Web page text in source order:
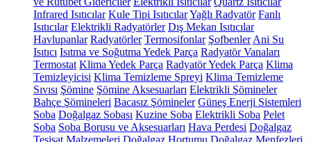
Infrared Isıtıcılar Kule Tipi IsıtıcılarYağlı Radyatör Fanlı
Isıtıcılar Elektrikli Radyatörler Dış Mekan Isıtıcılar
Havlupanlar Radyatörler Termosifonlar Şofbenler Ani Su
Isıtıcı Isıtma ve Soğutma Yedek Parça Radyatör Vanaları
Termostat Klima Yedek Parça Radyatör Yedek Parça Klima
Temizleyicisi Klima Temizleme Spreyi Klima Temizleme
Sıvısı Şömine Şömine Aksesuarları Elektrikli Şömineler
Bahçe Şömineleri Bacasız Şömineler Güneş Enerji Sistemleri
Soba Doğalgaz Sobası Kuzine Soba Elektrikli Soba Pelet
Soba Soba Borusu ve Aksesuarları Hava Perdesi Doğalgaz
Tesisat Malzemeleri Doğalgaz Hortumu Doğalgaz Menfezleri